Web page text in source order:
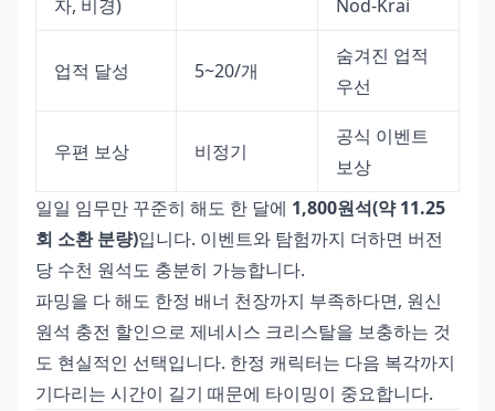
자, 비경)
Nod-Krai
업적 달성 5~20/개
숨겨진 업적
우선
우편 보상 비정기
공식 이벤트
보상
일일 임무만 꾸준히 해도 한 달에 1,800원석(약 11.25
회 소환 분량)입니다. 이벤트와 탐험까지 더하면 버전
당 수천 원석도 충분히 가능합니다.
파밍을 다 해도 한정 배너 천장까지 부족하다면, 원신
원석 충전 할인으로 제네시스 크리스탈을 보충하는 것
도 현실적인 선택입니다. 한정 캐릭터는 다음 복각까지
기다리는 시간이 길기 때문에 타이밍이 중요합니다.